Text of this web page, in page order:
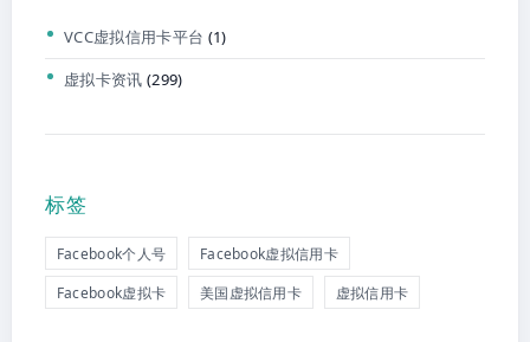
VCC虚拟信用卡平台 (1)
虚拟卡资讯 (299)
标签
Facebook个人号
Facebook虚拟信用卡
Facebook虚拟卡
美国虚拟信用卡 虚拟信用卡